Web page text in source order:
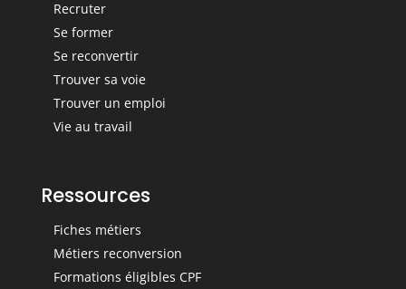
Recruter
Se former
Se reconvertir
Trouver sa voie
Trouver un emploi
Vie au travail
Ressources
Fiches métiers
Métiers reconversion
Formations éligibles CPF